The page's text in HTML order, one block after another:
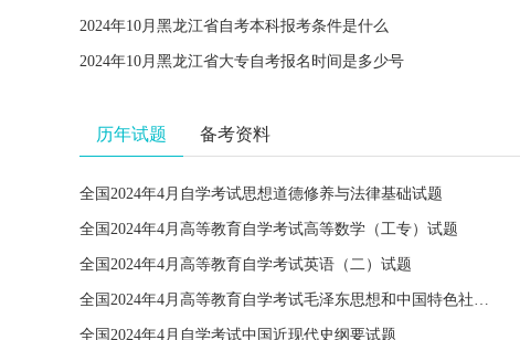
2024年10月黑龙江省自考本科报考条件是什么
2024年10月黑龙江省大专自考报名时间是多少号
历年试题 备考资料
全国2024年4月自学考试思想道德修养与法律基础试题
全国2024年4月高等教育自学考试高等数学（工专）试题
全国2024年4月高等教育自学考试英语（二）试题
全国2024年4月高等教育自学考试毛泽东思想和中国特色社会主义理论体系概论试题
全国2024年4月自学考试中国近现代史纲要试题